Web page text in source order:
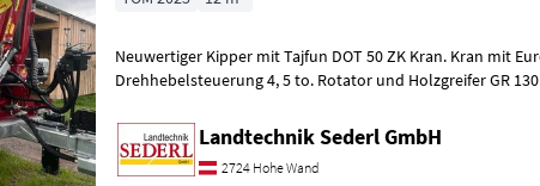
Neuwertiger Kipper mit Tajfun DOT 50 ZK Kran. Kran mit Euro-
Drehhebelsteuerung 4, 5 to. Rotator und Holzgreifer GR 130
Landtechnik Sederl GmbH
2724 Hohe Wand